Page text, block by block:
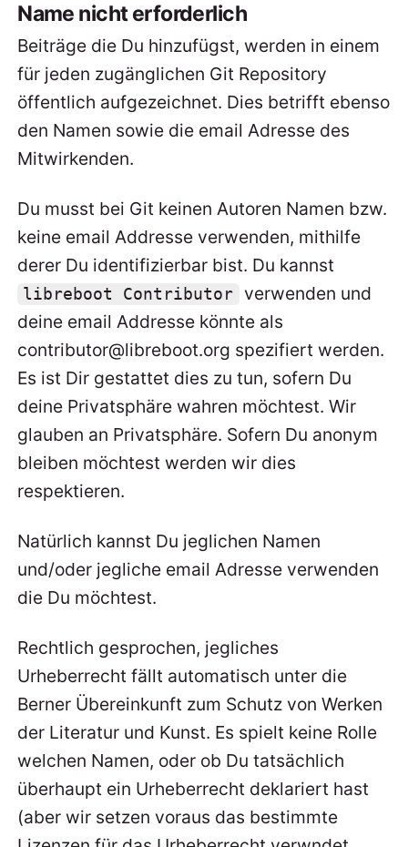
Name nicht erforderlich
Beiträge die Du hinzufügst, werden in einem
für jeden zugänglichen Git Repository
öffentlich aufgezeichnet. Dies betrifft ebenso
den Namen sowie die email Adresse des
Mitwirkenden.
Du musst bei Git keinen Autoren Namen bzw.
keine email Addresse verwenden, mithilfe
derer Du identifizierbar bist. Du kannst
libreboot Contributor verwenden und
deine email Addresse könnte als
contributor@libreboot.org spezifiert werden.
Es ist Dir gestattet dies zu tun, sofern Du
deine Privatsphäre wahren möchtest. Wir
glauben an Privatsphäre. Sofern Du anonym
bleiben möchtest werden wir dies
respektieren.
Natürlich kannst Du jeglichen Namen
und/oder jegliche email Adresse verwenden
die Du möchtest.
Rechtlich gesprochen, jegliches
Urheberrecht fällt automatisch unter die
Berner Übereinkunft zum Schutz von Werken
der Literatur und Kunst. Es spielt keine Rolle
welchen Namen, oder ob Du tatsächlich
überhaupt ein Urheberrecht deklariert hast
(aber wir setzen voraus das bestimmte